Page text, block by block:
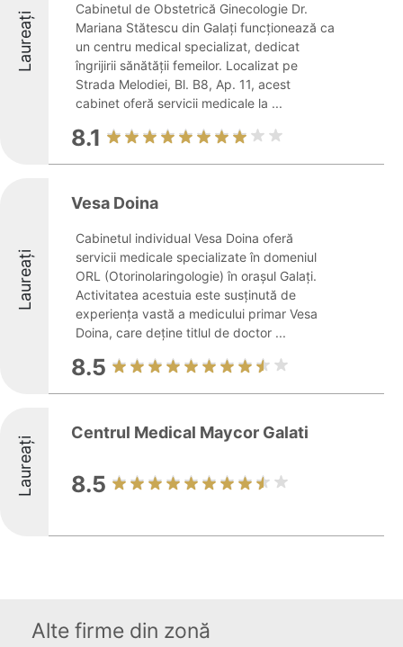
Laureați
Cabinetul de Obstetrică Ginecologie Dr.
Mariana Stătescu din Galați funcționează ca
un centru medical specializat, dedicat
îngrijirii sănătății femeilor. Localizat pe
Strada Melodiei, Bl. B8, Ap. 11, acest
cabinet oferă servicii medicale la ...
8.1
Laureați
Vesa Doina
Cabinetul individual Vesa Doina oferă
servicii medicale specializate în domeniul
ORL (Otorinolaringologie) în orașul Galați.
Activitatea acestuia este susținută de
experiența vastă a medicului primar Vesa
Doina, care deține titlul de doctor ...
8.5
Laureați
Centrul Medical Maycor Galati
8.5
Alte firme din zonă